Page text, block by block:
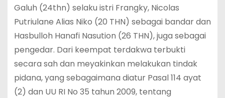
Galuh (24thn) selaku istri Frangky, Nicolas
Putriulane Alias Niko (20 THN) sebagai bandar dan
Hasbulloh Hanafi Nasution (26 THN), juga sebagai
pengedar. Dari keempat terdakwa terbukti
secara sah dan meyakinkan melakukan tindak
pidana, yang sebagaimana diatur Pasal 114 ayat
(2) dan UU RI No 35 tahun 2009, tentang